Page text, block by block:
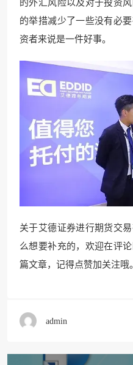
的外汇风险以及对于投资
的举措减少了一些没有必
资者来说是一件好事。
关于艾德证券进行期货交
么想要补充的，欢迎在评
篇文章，记得点赞加关注哦。
admin